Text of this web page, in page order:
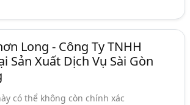
Long - Công Ty TNHH
Sản Xuất Dịch Vụ Sài Gòn
có thể không còn chính xác